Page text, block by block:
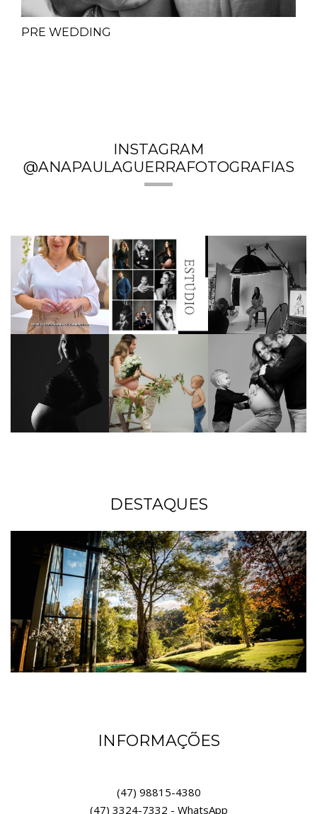
PRE WEDDING
INSTAGRAM
@ANAPAULAGUERRAFOTOGRAFIAS
DESTAQUES
INFORMAÇÕES
(47) 98815-4380
(47) 3324-7332 - WhatsApp